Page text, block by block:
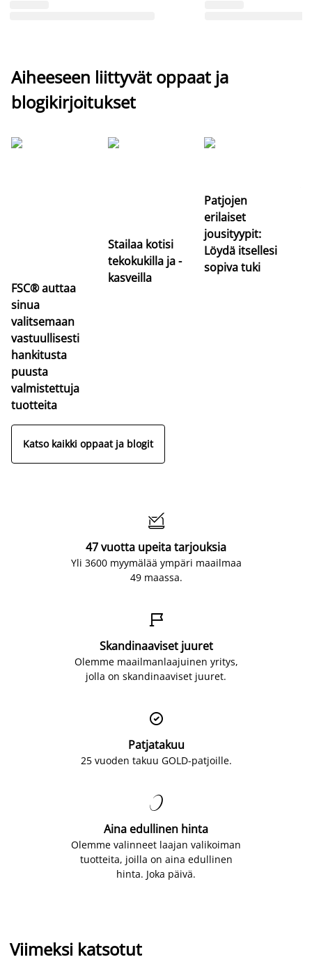
Aiheeseen liittyvät oppaat ja
blogikirjoitukset
FSC® auttaa
sinua
valitsemaan
vastuullisesti
hankitusta
puusta
valmistettuja
tuotteita
Stailaa kotisi
tekokukilla ja -
kasveilla
Patjojen
erilaiset
jousityypit:
Löydä itsellesi
sopiva tuki
Katso kaikki oppaat ja blogit

47 vuotta upeita tarjouksia
Yli 3600 myymälää ympäri maailmaa
49 maassa.

Skandinaaviset juuret
Olemme maailmanlaajuinen yritys,
jolla on skandinaaviset juuret.

Patjatakuu
25 vuoden takuu GOLD-patjoille.

Aina edullinen hinta
Olemme valinneet laajan valikoiman
tuotteita, joilla on aina edullinen
hinta. Joka päivä.
Viimeksi katsotut